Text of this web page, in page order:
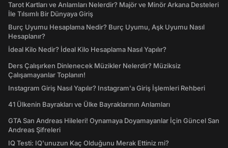
Tarot Kartları ve Anlamları Nelerdir? Majör ve Minör Arkana Desteleri
İle Tılsımlı Bir Dünyaya Giriş
Burç Uyumu Hesaplama Nedir? Burç Uyumu, Aşk Uyumu Nasıl
Hesaplanır?
İdeal Kilo Nedir? İdeal Kilo Hesaplama Nasıl Yapılır?
Ders Çalışırken Dinlenecek Müzikler Nelerdir? Müziksiz
Çalışamayanlar Toplanın!
Instagram Giriş Nasıl Yapılır? Instagram'a Giriş İşlemleri Rehberi
41 Ülkenin Bayrakları ve Ülke Bayraklarının Anlamları
GTA San Andreas Hileleri! Oynamaya Doyamayanlar İçin Güncel San
Andreas Şifreleri
IQ Testi: IQ'unuzun Kaç Olduğunu Merak Ettiniz mi?